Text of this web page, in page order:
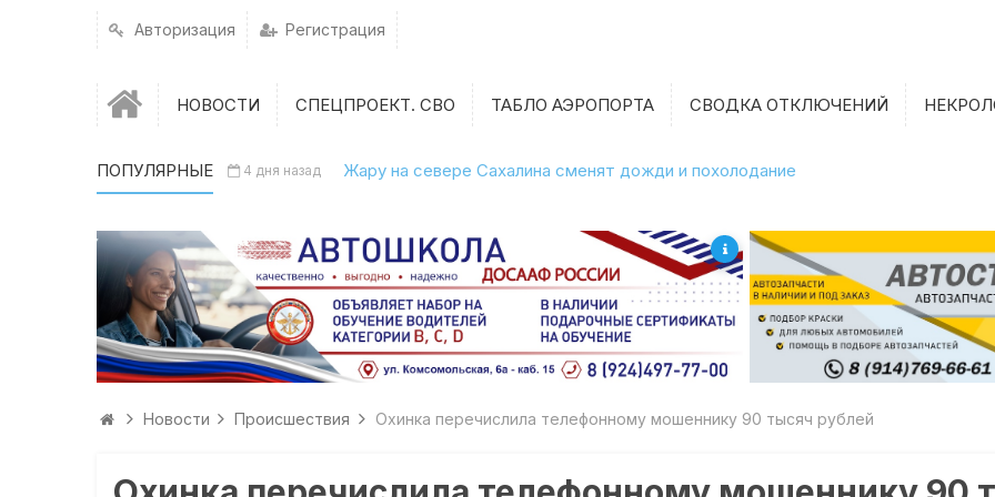
Авторизация Регистрация
НОВОСТИ СПЕЦПРОЕКТ. СВО ТАБЛО АЭРОПОРТА СВОДКА ОТКЛЮЧЕНИЙ
ПОПУЛЯРНЫЕ 4 дня назад Жару на севере Сахалина сменят дожди и похолодание
Новости Происшествия Охинка перечислила телефонному мошеннику 90 тысяч рублей